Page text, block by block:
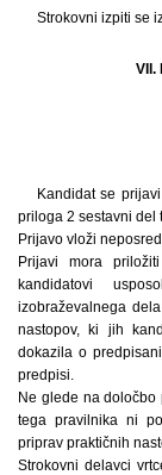
Strokovni izpiti se
VII.
Kandidat se
priloga 2 sestavni del
Prijavo vloži
Prijavi mora
kandidatovi
izobraževalnega
nastopov, ki jih
dokazila o
predpisi.
Ne glede na določbo
tega pravilnika ni
priprav praktičnih
Strokovni delavci